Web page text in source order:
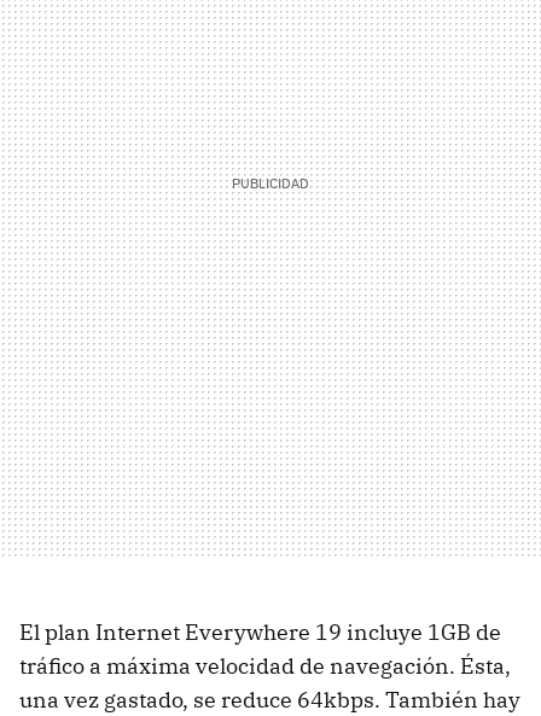
El plan Internet Everywhere 19 incluye 1GB de
tráfico a máxima velocidad de navegación. Ésta,
una vez gastado, se reduce 64kbps. También hay